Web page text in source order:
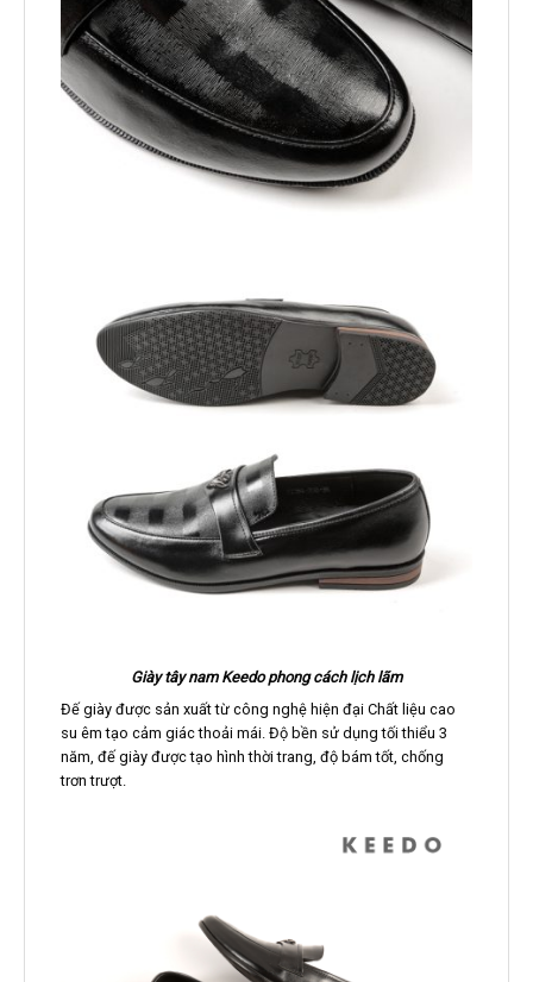
Giày tây nam Keedo phong cách lịch lãm
Đế giày được sản xuất từ công nghệ hiện đại Chất liệu cao
su êm tạo cảm giác thoải mái. Độ bền sử dụng tối thiểu 3
năm, đế giày được tạo hình thời trang, độ bám tốt, chống
trơn trượt.